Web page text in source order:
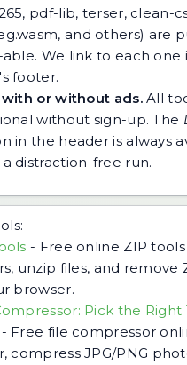
pdf-lib, terser, clean-
and others) are
We link to each one
footer.
with or without ads.All
without sign-up. The
in the header is always
distraction-free run.
- Free online ZIP
unzip files, and remove
browser.
Pick the Right
- Free file compressor
compress JPG/PNG